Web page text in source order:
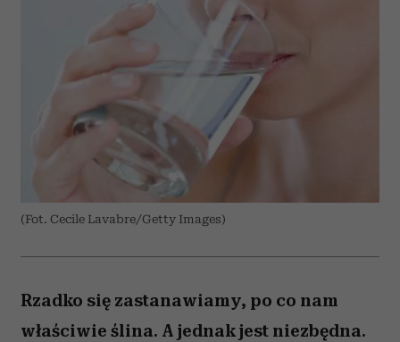
(Fot. Cecile Lavabre/Getty Images)
Rzadko się zastanawiamy, po co nam
właściwie ślina. A jednak jest niezbędna.